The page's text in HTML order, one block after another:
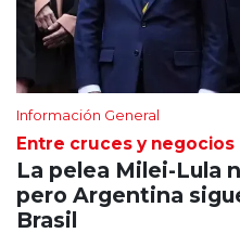
Información General
Entre cruces y negocios
La pelea Milei-Lula
pero Argentina
Brasil